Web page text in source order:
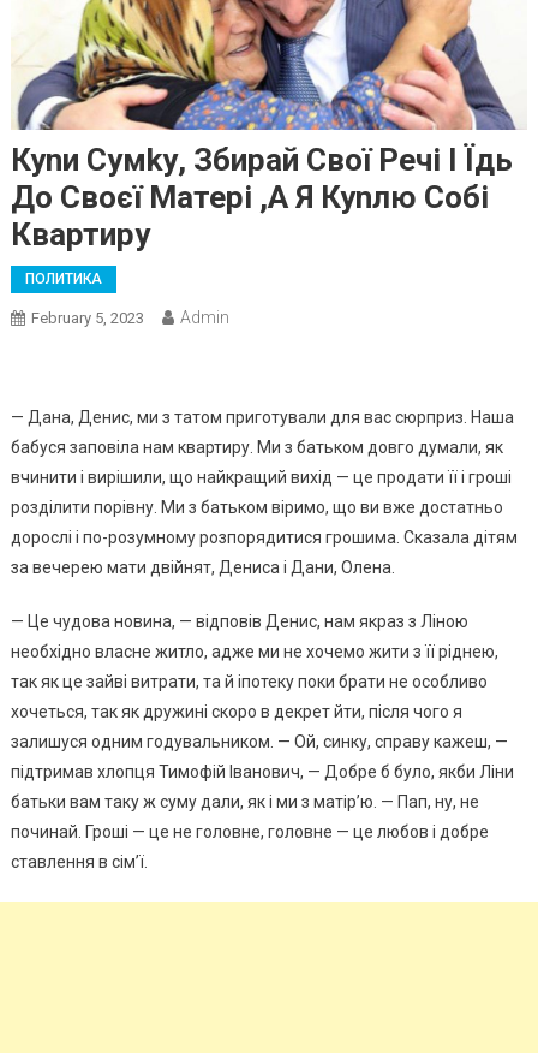
Куnи Сумkу, Збирай Свої Речі І Їдь
До Своєї Матері ,а Я Куnлю Собі
Квартиру
ПОЛИТИКА
February 5, 2023 Admin
— Дана, Денис, ми з татом приготували для вас сюрприз. Наша
бабуся заповіла нам квартиру. Ми з батьком довго думали, як
вчинити і вирішили, що найкращий вихід — це продати її і гроші
розділити порівну. Ми з батьком віримо, що ви вже достатньо
дорослі і по-розумному розпорядитися грошима. Сказала дітям
за вечерею мати двійнят, Дениса і Дани, Олена.
— Це чудова новина, — відповів Денис, нам якраз з Ліною
необхідно власне житло, адже ми не хочемо жити з її ріднею,
так як це зайві витрати, та й іпотеку поки брати не особливо
хочеться, так як дружині скоро в декрет йти, після чого я
залишуся одним годувальником. — Ой, синку, справу кажеш, —
підтримав хлопця Тимофій Іванович, — Добре б було, якби Ліни
батьки вам таку ж суму дали, як і ми з матір’ю. — Пап, ну, не
починай. Гроші — це не головне, головне — це любов і добре
ставлення в сім’ї.